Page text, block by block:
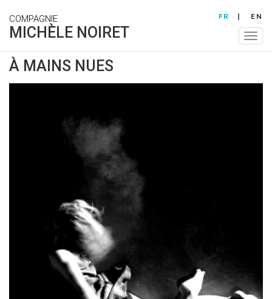
contenu
COMPAGNIE
MICHÈLE NOIRET
FR EN
À MAINS NUES